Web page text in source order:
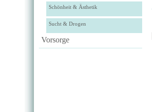
Schönheit & Ästhetik
Sucht & Drogen
Vorsorge